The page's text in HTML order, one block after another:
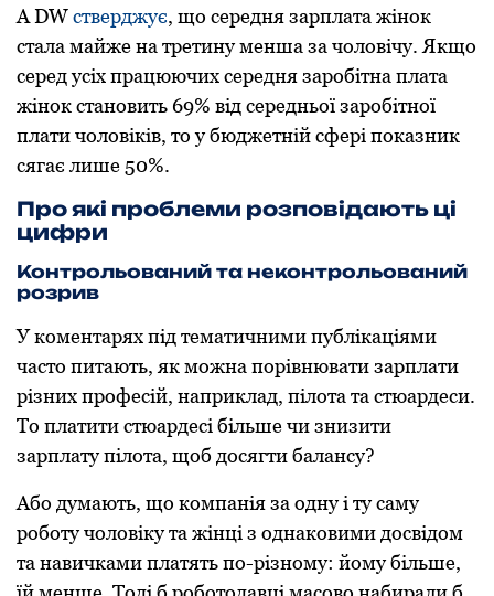
А DWстверджує, що середня зарплата жінок
стала майже на третину менша за чоловічу. Якщо
серед усіх працюючих середня заробітна плата
жінок становить 69% від середньої заробітної
плати чоловіків, то у бюджетній сфері показник
сягає лише 50%.
Про які проблеми розповідають ці
цифри
Контрольований та неконтрольований
розрив
У коментарях під тематичними публікаціями
часто питають, як можна порівнювати зарплати
різних професій, наприклад, пілота та стюардеси.
То платити стюардесі більше чи знизити
зарплату пілота, щоб досягти балансу?
Або думають, що компанія за одну і ту саму
роботу чоловіку та жінці з однаковими досвідом
та навичками платять по-різному: йому більше,